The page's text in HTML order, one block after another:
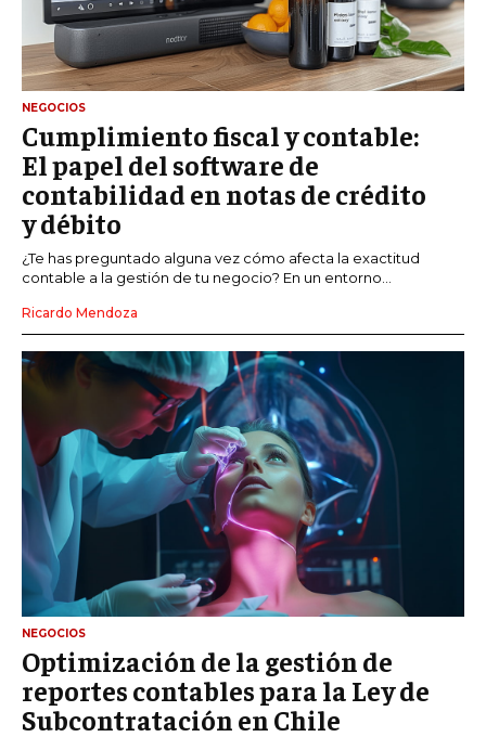
NEGOCIOS
Cumplimiento fiscal y contable:
El papel del software de
contabilidad en notas de crédito
y débito
¿Te has preguntado alguna vez cómo afecta la exactitud
contable a la gestión de tu negocio? En un entorno...
Ricardo Mendoza
NEGOCIOS
Optimización de la gestión de
reportes contables para la Ley de
Subcontratación en Chile